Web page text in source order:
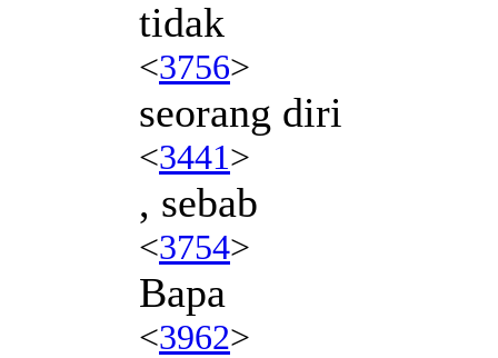
tidak
<3756>
seorang diri
<3441>
, sebab
<3754>
Bapa
<3962>